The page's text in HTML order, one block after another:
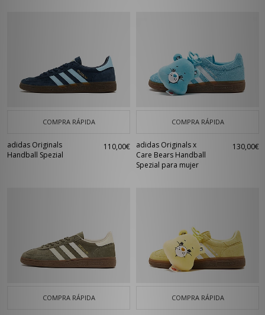
COMPRA RÁPIDA
adidas Originals
Handball Spezial
110,00€
COMPRA RÁPIDA
adidas Originals x
Care Bears Handball
Spezial para mujer
130,00€
COMPRA RÁPIDA COMPRA RÁPIDA